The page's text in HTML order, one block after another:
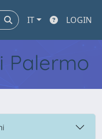
IT LOGIN
Palermo